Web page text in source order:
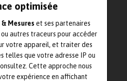
optimisée
Mesures et ses partenaires
autres traceurs pour accéder
votre appareil, et traiter des
telles que votre adresse IP ou
Cette approche nous
expérience en affichant
Douai devient IMT Nord Europe